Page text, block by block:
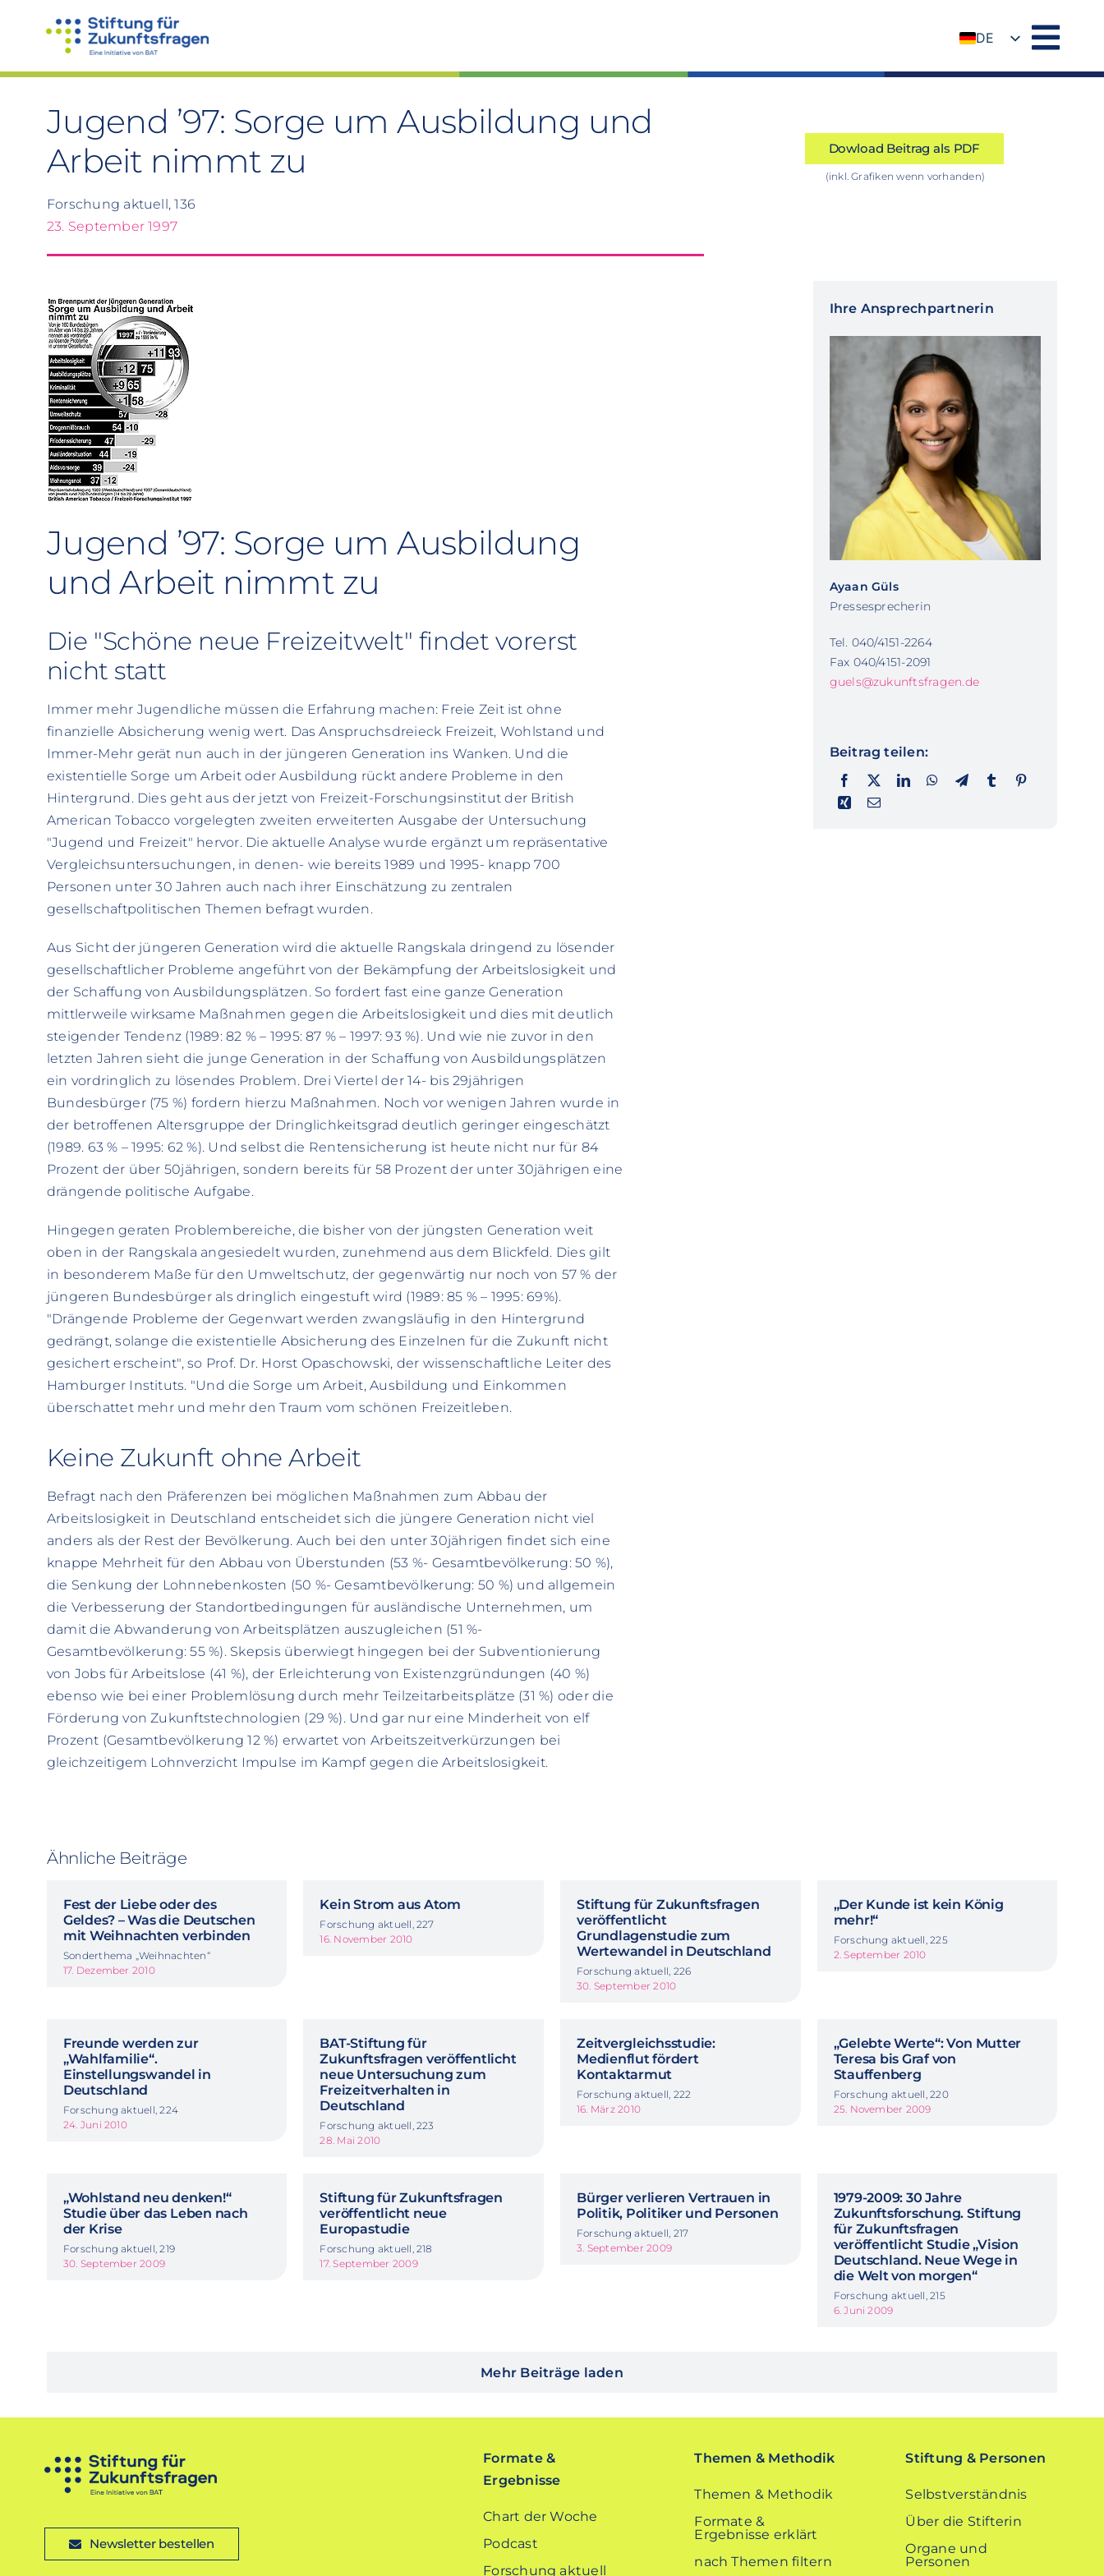
DE
Jugend ’97: Sorge um Ausbildung und
Arbeit nimmt zu
Forschung aktuell, 136
23. September 1997
Dowload Beitrag als PDF
(inkl. Grafiken wenn vorhanden)
Jugend ’97: Sorge um Ausbildung
und Arbeit nimmt zu
Die "Schöne neue Freizeitwelt" findet vorerst
nicht statt
Immer mehr Jugendliche müssen die Erfahrung machen: Freie Zeit ist ohne
finanzielle Absicherung wenig wert. Das Anspruchsdreieck Freizeit, Wohlstand und
Immer-Mehr gerät nun auch in der jüngeren Generation ins Wanken. Und die
existentielle Sorge um Arbeit oder Ausbildung rückt andere Probleme in den
Hintergrund. Dies geht aus der jetzt von Freizeit-Forschungsinstitut der British
American Tobacco vorgelegten zweiten erweiterten Ausgabe der Untersuchung
"Jugend und Freizeit" hervor. Die aktuelle Analyse wurde ergänzt um repräsentative
Vergleichsuntersuchungen, in denen- wie bereits 1989 und 1995- knapp 700
Personen unter 30 Jahren auch nach ihrer Einschätzung zu zentralen
gesellschaftpolitischen Themen befragt wurden.
Aus Sicht der jüngeren Generation wird die aktuelle Rangskala dringend zu lösender
gesellschaftlicher Probleme angeführt von der Bekämpfung der Arbeitslosigkeit und
der Schaffung von Ausbildungsplätzen. So fordert fast eine ganze Generation
mittlerweile wirksame Maßnahmen gegen die Arbeitslosigkeit und dies mit deutlich
steigender Tendenz (1989: 82 % – 1995: 87 % – 1997: 93 %). Und wie nie zuvor in den
letzten Jahren sieht die junge Generation in der Schaffung von Ausbildungsplätzen
ein vordringlich zu lösendes Problem. Drei Viertel der 14- bis 29jährigen
Bundesbürger (75 %) fordern hierzu Maßnahmen. Noch vor wenigen Jahren wurde in
der betroffenen Altersgruppe der Dringlichkeitsgrad deutlich geringer eingeschätzt
(1989. 63 % – 1995: 62 %). Und selbst die Rentensicherung ist heute nicht nur für 84
Prozent der über 50jährigen, sondern bereits für 58 Prozent der unter 30jährigen eine
drängende politische Aufgabe.
Hingegen geraten Problembereiche, die bisher von der jüngsten Generation weit
oben in der Rangskala angesiedelt wurden, zunehmend aus dem Blickfeld. Dies gilt
in besonderem Maße für den Umweltschutz, der gegenwärtig nur noch von 57 % der
jüngeren Bundesbürger als dringlich eingestuft wird (1989: 85 % – 1995: 69%).
"Drängende Probleme der Gegenwart werden zwangsläufig in den Hintergrund
gedrängt, solange die existentielle Absicherung des Einzelnen für die Zukunft nicht
gesichert erscheint", so Prof. Dr. Horst Opaschowski, der wissenschaftliche Leiter des
Hamburger Instituts. "Und die Sorge um Arbeit, Ausbildung und Einkommen
überschattet mehr und mehr den Traum vom schönen Freizeitleben.
Keine Zukunft ohne Arbeit
Befragt nach den Präferenzen bei möglichen Maßnahmen zum Abbau der
Arbeitslosigkeit in Deutschland entscheidet sich die jüngere Generation nicht viel
anders als der Rest der Bevölkerung. Auch bei den unter 30jährigen findet sich eine
knappe Mehrheit für den Abbau von Überstunden (53 %- Gesamtbevölkerung: 50 %),
die Senkung der Lohnnebenkosten (50 %- Gesamtbevölkerung: 50 %) und allgemein
die Verbesserung der Standortbedingungen für ausländische Unternehmen, um
damit die Abwanderung von Arbeitsplätzen auszugleichen (51 %-
Gesamtbevölkerung: 55 %). Skepsis überwiegt hingegen bei der Subventionierung
von Jobs für Arbeitslose (41 %), der Erleichterung von Existenzgründungen (40 %)
ebenso wie bei einer Problemlösung durch mehr Teilzeitarbeitsplätze (31 %) oder die
Förderung von Zukunftstechnologien (29 %). Und gar nur eine Minderheit von elf
Prozent (Gesamtbevölkerung 12 %) erwartet von Arbeitszeitverkürzungen bei
gleichzeitigem Lohnverzicht Impulse im Kampf gegen die Arbeitslosigkeit.
Ihre Ansprechpartnerin
Ayaan Güls
Pressesprecherin
Tel. 040/4151-2264
Fax 040/4151-2091
guels@zukunftsfragen.de
Beitrag teilen:
Ähnliche Beiträge
Fest der Liebe oder des
Geldes? – Was die Deutschen
mit Weihnachten verbinden
Sonderthema „Weihnachten“
17. Dezember 2010
Kein Strom aus Atom
Forschung aktuell, 227
16. November 2010
Stiftung für Zukunftsfragen
veröffentlicht
Grundlagenstudie zum
Wertewandel in Deutschland
Forschung aktuell, 226
30. September 2010
„Der Kunde ist kein König
mehr!“
Forschung aktuell, 225
2. September 2010
Freunde werden zur
„Wahlfamilie“.
Einstellungswandel in
Deutschland
Forschung aktuell, 224
24. Juni 2010
BAT-Stiftung für
Zukunftsfragen veröffentlicht
neue Untersuchung zum
Freizeitverhalten in
Deutschland
Forschung aktuell, 223
28. Mai 2010
Zeitvergleichsstudie:
Medienflut fördert
Kontaktarmut
Forschung aktuell, 222
16. März 2010
„Gelebte Werte“: Von Mutter
Teresa bis Graf von
Stauffenberg
Forschung aktuell, 220
25. November 2009
„Wohlstand neu denken!“
Studie über das Leben nach
der Krise
Forschung aktuell, 219
30. September 2009
Stiftung für Zukunftsfragen
veröffentlicht neue
Europastudie
Forschung aktuell, 218
17. September 2009
Bürger verlieren Vertrauen in
Politik, Politiker und Personen
Forschung aktuell, 217
3. September 2009
1979-2009: 30 Jahre
Zukunftsforschung. Stiftung
für Zukunftsfragen
veröffentlicht Studie „Vision
Deutschland. Neue Wege in
die Welt von morgen“
Forschung aktuell, 215
6. Juni 2009
Mehr Beiträge laden
Newsletter bestellen
Formate &
Ergebnisse
Chart der Woche
Podcast
Forschung aktuell
Themen & Methodik
Themen & Methodik
Formate &
Ergebnisse erklärt
nach Themen filtern
Stiftung & Personen
Selbstverständnis
Über die Stifterin
Organe und
Personen